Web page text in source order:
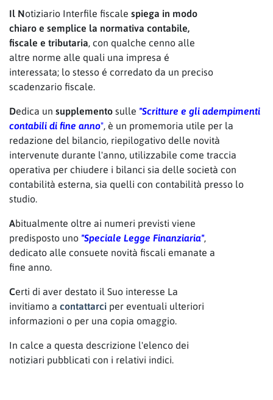
Il Notiziario Interfile fiscale spiega in modo
chiaro e semplice la normativa contabile,
fiscale e tributaria, con qualche cenno alle
altre norme alle quali una impresa é
interessata; lo stesso é corredato da un preciso
scadenzario fiscale.
Dedica un supplemento sulle "Scritture e gli adempimenti
contabili di fine anno", è un promemoria utile per la
redazione del bilancio, riepilogativo delle novità
intervenute durante l'anno, utilizzabile come traccia
operativa per chiudere i bilanci sia delle società con
contabilità esterna, sia quelli con contabilità presso lo
studio.
Abitualmente oltre ai numeri previsti viene
predisposto uno "Speciale Legge Finanziaria",
dedicato alle consuete novità fiscali emanate a
fine anno.
Certi di aver destato il Suo interesse La
invitiamo a contattarci per eventuali ulteriori
informazioni o per una copia omaggio.
In calce a questa descrizione l'elenco dei
notiziari pubblicati con i relativi indici.